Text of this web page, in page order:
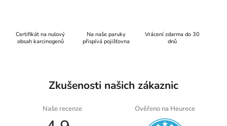
ý
p
Certifikát na nulový
obsah karcinogenů
Na naše paruky
přispívá pojišťovna
Vrácení zdarma do 30
dnů
Zkušenosti našich zákaznic
Naše recenze Ověřeno na Heurece